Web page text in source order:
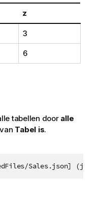
z
3
6
tabellen door alle
Tabel is.
Sales.json]